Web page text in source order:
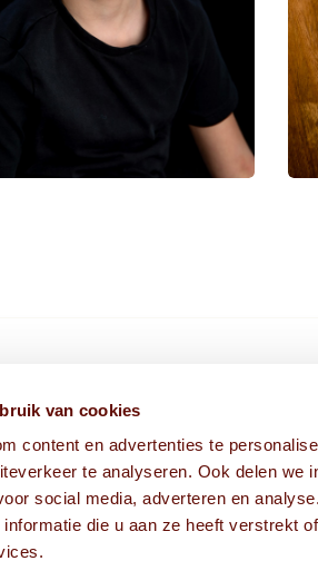
van cookies
content en advertenties te
te analyseren. Ook delen we
social media, adverteren en
die u aan ze heeft verstrekt
HIER VIND JE ONS
Fabriekstraat 1A
5038 EM Tilburg